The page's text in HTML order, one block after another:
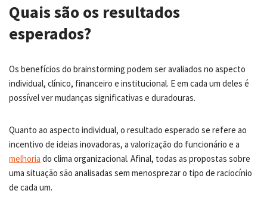
Quais são os resultados
esperados?
Os benefícios do brainstorming podem ser avaliados no aspecto
individual, clínico, financeiro e institucional. E em cada um deles é
possível ver mudanças significativas e duradouras.
Quanto ao aspecto individual, o resultado esperado se refere ao
incentivo de ideias inovadoras, a valorização do funcionário e a
melhoria do clima organizacional. Afinal, todas as propostas sobre
uma situação são analisadas sem menosprezar o tipo de raciocínio
de cada um.